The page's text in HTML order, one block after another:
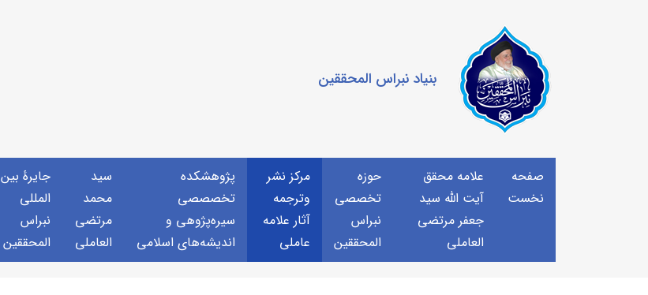
بنیاد نبراس المحققین
صفحه
نخست
علامه محقق
آیت الله سید
جعفر مرتضی
العاملی
حوزه
تخصصی
نبراس
المحققین
مركز نشر
وترجمه
آثار علامه
عاملی
پژوهشكده
تخصصصى
سیره‌پژوهی و
اندیشه‌های اسلامی
سید
محمد
مرتضی
العاملی
جايرهٔ بین
المللی
نبراس
المحققین